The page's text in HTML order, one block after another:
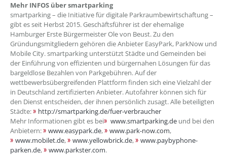
Mehr INFOS über smartparking
smartparking – die Initiative für digitale Parkraumbewirtschaftung –
gibt es seit Herbst 2015. Geschäftsführer ist der ehemalige
Hamburger Erste Bürgermeister Ole von Beust. Zu den
Gründungsmitgliedern gehören die Anbieter EasyPark, ParkNow und
Mobile City. smartparking unterstützt Städte und Gemeinden bei
der Einführung von effizienten und bürgernahen Lösungen für das
bargeldlose Bezahlen von Parkgebühren. Auf der
wettbewerbsübergreifenden Plattform finden sich eine Vielzahl der
in Deutschland zertifizierten Anbieter. Autofahrer können sich für
den Dienst entscheiden, der ihnen persönlich zusagt. Alle beteiligten
Städte:
http://smartparking.de/fuer-verbraucher
Mehr Informationen gibt es bei
www.smartparking.de und bei den
Anbietern:
www.easypark.de, www.park-now.com,
www.mobilet.de, www.yellowbrick.de,
www.paybyphone-
parken.de, www.parkster.com.